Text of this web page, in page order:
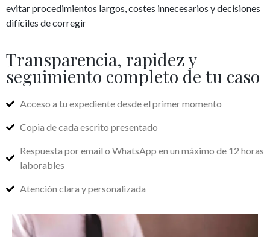
evitar procedimientos largos, costes innecesarios y decisiones
difíciles de corregir
Transparencia, rapidez y
seguimiento completo de tu caso
Acceso a tu expediente desde el primer momento
Copia de cada escrito presentado
Respuesta por email o WhatsApp en un máximo de 12 horas
laborables
Atención clara y personalizada